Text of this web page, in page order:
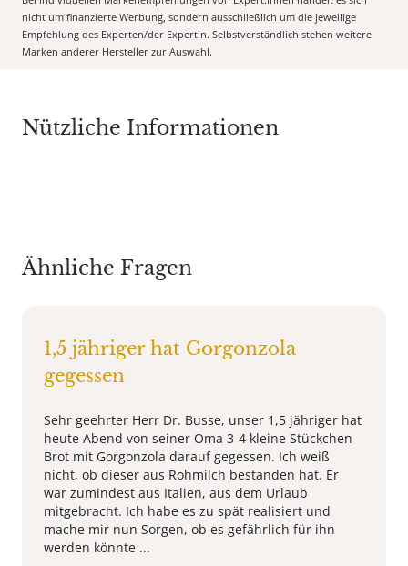
nicht um finanzierte Werbung, sondern ausschließlich um die jeweilige
Empfehlung des Experten/der Expertin. Selbstverständlich stehen weitere
Marken anderer Hersteller zur Auswahl.
Nützliche Informationen
Ähnliche Fragen
1,5 jähriger hat Gorgonzola
gegessen
Sehr geehrter Herr Dr. Busse, unser 1,5 jähriger hat
heute Abend von seiner Oma 3-4 kleine Stückchen
Brot mit Gorgonzola darauf gegessen. Ich weiß
nicht, ob dieser aus Rohmilch bestanden hat. Er
war zumindest aus Italien, aus dem Urlaub
mitgebracht. Ich habe es zu spät realisiert und
mache mir nun Sorgen, ob es gefährlich für ihn
werden könnte ...